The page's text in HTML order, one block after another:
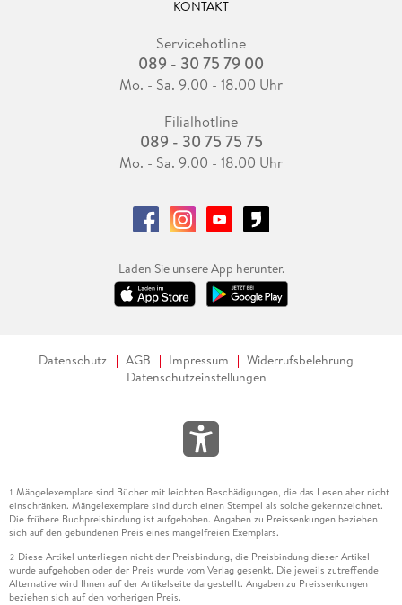
KONTAKT
Servicehotline
089 - 30 75 79 00
Mo. - Sa. 9.00 - 18.00 Uhr
Filialhotline
089 - 30 75 75 75
Mo. - Sa. 9.00 - 18.00 Uhr
Laden Sie unsere App herunter.
Datenschutz AGB Impressum
Widerrufsbelehrung
Datenschutzeinstellungen
1 Mängelexemplare sind Bücher mit leichten Beschädigungen, die das Lesen aber nicht
einschränken. Mängelexemplare sind durch einen Stempel als solche gekennzeichnet.
Die frühere Buchpreisbindung ist aufgehoben. Angaben zu Preissenkungen beziehen
sich auf den gebundenen Preis eines mangelfreien Exemplars.
2 Diese Artikel unterliegen nicht der Preisbindung, die Preisbindung dieser Artikel
wurde aufgehoben oder der Preis wurde vom Verlag gesenkt. Die jeweils zutreffende
Alternative wird Ihnen auf der Artikelseite dargestellt. Angaben zu Preissenkungen
beziehen sich auf den vorherigen Preis.